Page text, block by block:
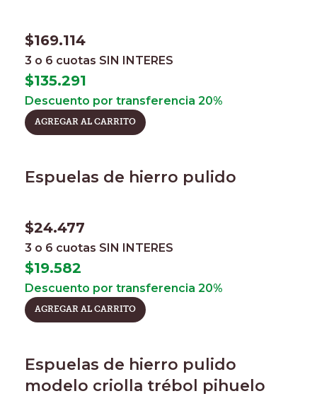
$169.114
3 o 6 cuotas SIN INTERES
$135.291
Descuento por transferencia 20%
AGREGAR AL CARRITO
Espuelas de hierro pulido
$24.477
3 o 6 cuotas SIN INTERES
$19.582
Descuento por transferencia 20%
AGREGAR AL CARRITO
Espuelas de hierro pulido
modelo criolla trébol pihuelo